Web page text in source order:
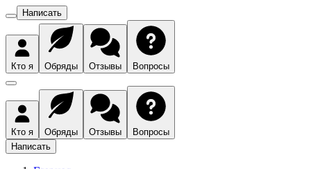
Написать
Кто я Обряды Отзывы Вопросы
Кто я Обряды Отзывы
Вопросы
Написать